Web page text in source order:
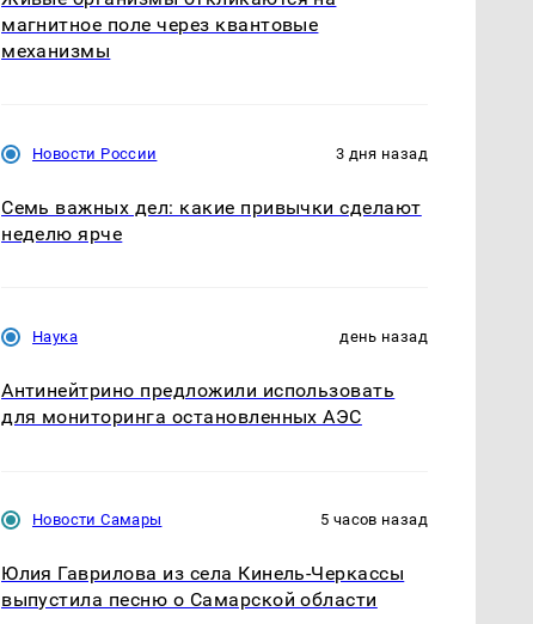
магнитное поле через квантовые
механизмы
Новости России 3 дня назад
Семь важных дел: какие привычки сделают
неделю ярче
Наука день назад
Антинейтрино предложили использовать
для мониторинга остановленных АЭС
Новости Самары 5 часов назад
Юлия Гаврилова из села Кинель-Черкассы
выпустила песню о Самарской области